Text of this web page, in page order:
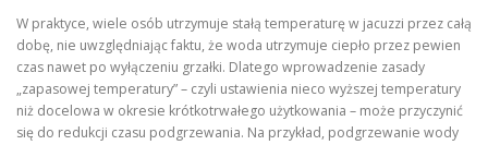
W praktyce, wiele osób utrzymuje stałą temperaturę w jacuzzi przez całą
dobę, nie uwzględniając faktu, że woda utrzymuje ciepło przez pewien
czas nawet po wyłączeniu grzałki. Dlatego wprowadzenie zasady
„zapasowej temperatury” – czyli ustawienia nieco wyższej temperatury
niż docelowa w okresie krótkotrwałego użytkowania – może przyczynić
się do redukcji czasu podgrzewania. Na przykład, podgrzewanie wody